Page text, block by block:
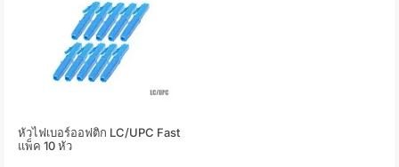
หัวไฟเบอร์ออฟติก LC/UPC Fast
แพ็ค 10 หัว